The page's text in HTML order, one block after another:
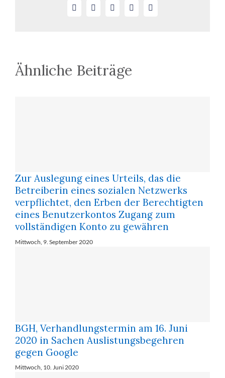
Facebook LinkedInWhatsApp
Ähnliche Beiträge
Zur Auslegung eines Urteils, das die
Betreiberin eines sozialen Netzwerks
verpflichtet, den Erben der Berechtigten
eines Benutzerkontos Zugang zum
vollständigen Konto zu gewähren
Mittwoch, 9. September 2020
BGH, Verhandlungstermin am 16. Juni
2020 in Sachen Auslistungsbegehren
gegen Google
Mittwoch, 10. Juni 2020